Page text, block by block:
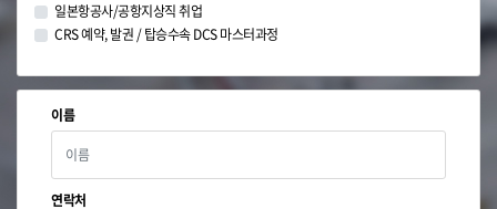
일본항공사/공항지상직 취업
CRS 예약, 발권 / 탑승수속 DCS 마스터과정
이름
연락처